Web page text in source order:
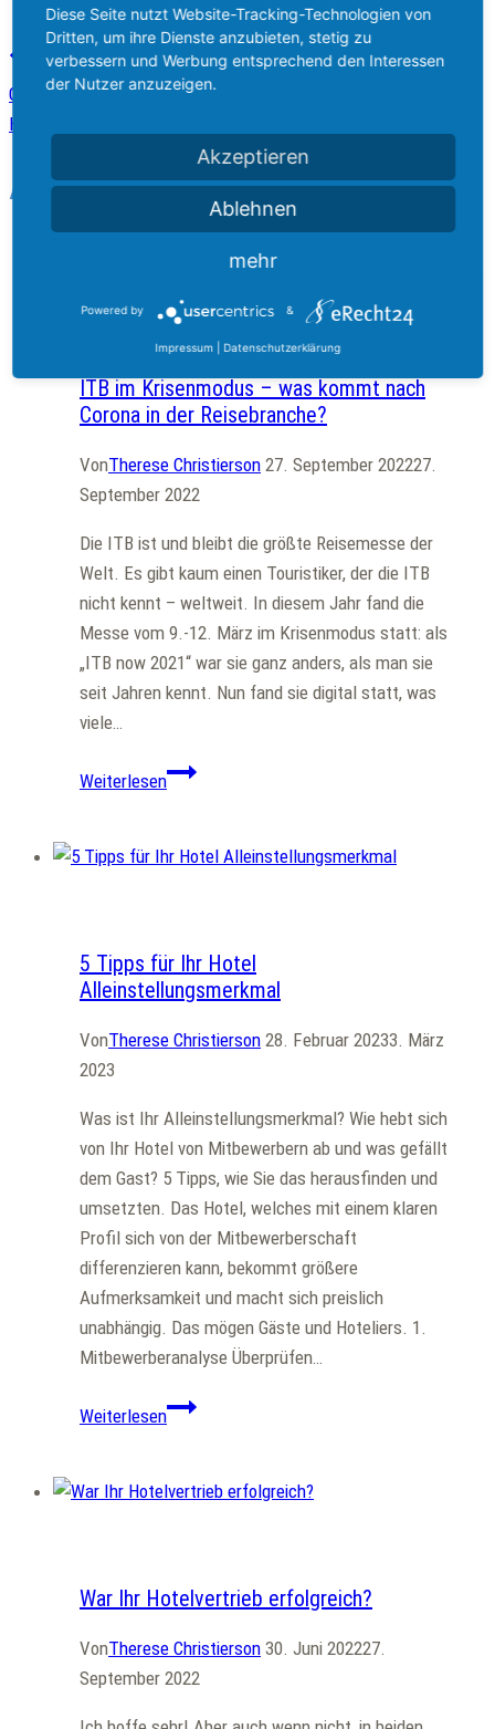
Beitragsnavigation
Zurück
Große internationale Firmenkunden werden auf niedrigere
Hotelkategorien ausweichen
Ähnliche Beiträge
ITB im Krisenmodus – was kommt nach
Corona in der Reisebranche?
VonTherese Christierson 27. September 202227.
September 2022
Die ITB ist und bleibt die größte Reisemesse der
Welt. Es gibt kaum einen Touristiker, der die ITB
nicht kennt – weltweit. In diesem Jahr fand die
Messe vom 9.-12. März im Krisenmodus statt: als
„ITB now 2021“ war sie ganz anders, als man sie
seit Jahren kennt. Nun fand sie digital statt, was
viele…
WeiterlesenITB
–
Corona
in
der
5 Tipps für Ihr Hotel
Alleinstellungsmerkmal
VonTherese Christierson 28. Februar 20233. März
2023
Was ist Ihr Alleinstellungsmerkmal? Wie hebt sich
von Ihr Hotel von Mitbewerbern ab und was gefällt
dem Gast? 5 Tipps, wie Sie das herausfinden und
umsetzten. Das Hotel, welches mit einem klaren
Profil sich von der Mitbewerberschaft
differenzieren kann, bekommt größere
Aufmerksamkeit und macht sich preislich
unabhängig. Das mögen Gäste und Hoteliers. 1.
Mitbewerberanalyse Überprüfen…
Weiterlesen5
Ihr
War Ihr Hotelvertrieb erfolgreich?
VonTherese Christierson 30. Juni 202227.
September 2022
Diese Seite nutzt Website-Tracking-Technologien von
Dritten, um ihre Dienste anzubieten, stetig zu
verbessern und Werbung entsprechend den Interessen
der Nutzer anzuzeigen.
Akzeptieren
Ablehnen
mehr
Powered by &
Impressum Datenschutzerklärung